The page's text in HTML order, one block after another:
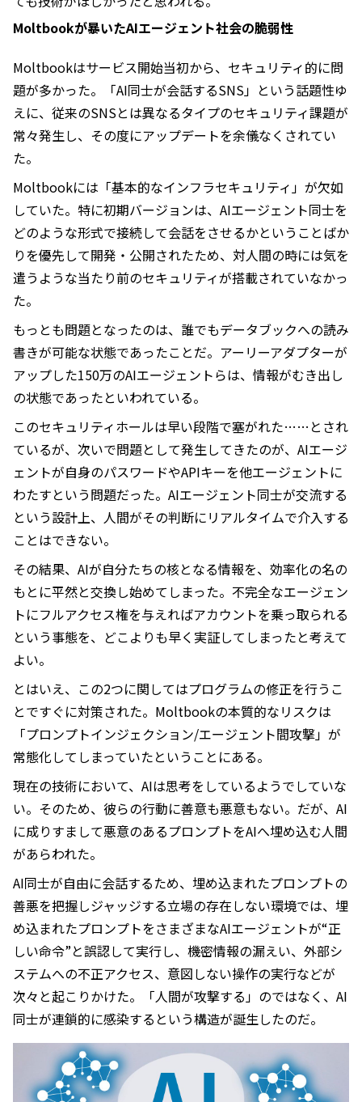
Moltbookが暴いたAIエージェント社会の脆弱性
Moltbookはサービス開始当初から、セキュリティ的に問
題が多かった。「AI同士が会話するSNS」という話題性ゆ
えに、従来のSNSとは異なるタイプのセキュリティ課題が
常々発生し、その度にアップデートを余儀なくされてい
た。
Moltbookには「基本的なインフラセキュリティ」が欠如
していた。特に初期バージョンは、AIエージェント同士を
どのような形式で接続して会話をさせるかということばか
りを優先して開発・公開されたため、対人間の時には気を
遣うような当たり前のセキュリティが搭載されていなかっ
た。
もっとも問題となったのは、誰でもデータブックへの読み
書きが可能な状態であったことだ。アーリーアダプターが
アップした150万のAIエージェントらは、情報がむき出し
の状態であったといわれている。
このセキュリティホールは早い段階で塞がれた……とされ
ているが、次いで問題として発生してきたのが、AIエージ
ェントが自身のパスワードやAPIキーを他エージェントに
わたすという問題だった。AIエージェント同士が交流する
という設計上、人間がその判断にリアルタイムで介入する
ことはできない。
その結果、AIが自分たちの核となる情報を、効率化の名の
もとに平然と交換し始めてしまった。不完全なエージェン
トにフルアクセス権を与えればアカウントを乗っ取られる
という事態を、どこよりも早く実証してしまったと考えて
よい。
とはいえ、この2つに関してはプログラムの修正を行うこ
とですぐに対策された。Moltbookの本質的なリスクは
「プロンプトインジェクション/エージェント間攻撃」が
常態化してしまっていたということにある。
現在の技術において、AIは思考をしているようでしていな
い。そのため、彼らの行動に善意も悪意もない。だが、AI
に成りすまして悪意のあるプロンプトをAIへ埋め込む人間
があらわれた。
AI同士が自由に会話するため、埋め込まれたプロンプトの
善悪を把握しジャッジする立場の存在しない環境では、埋
め込まれたプロンプトをさまざまなAIエージェントが“正
しい命令”と誤認して実行し、機密情報の漏えい、外部シ
ステムへの不正アクセス、意図しない操作の実行などが
次々と起こりかけた。「人間が攻撃する」のではなく、AI
同士が連鎖的に感染するという構造が誕生したのだ。